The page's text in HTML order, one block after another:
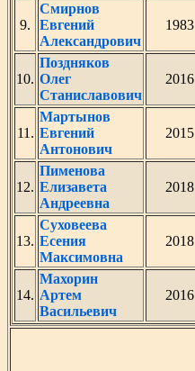
9.
Смирнов
Евгений
Александрович
1983
10.
Поздняков
Олег
Станиславович
2016
11.
Мартынов
Евгений
Антонович
2015
12.
Пименова
Елизавета
Андреевна
2018
13.
Суховеева
Есения
Максимовна
2018
14.
Махорин
Артем
Васильевич
2016